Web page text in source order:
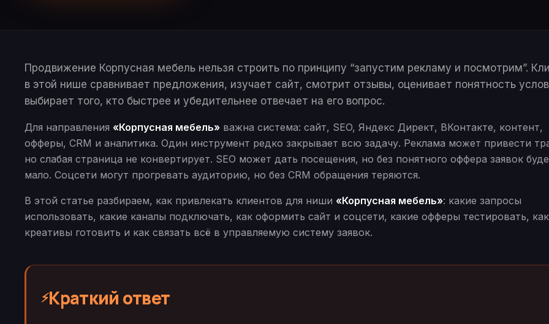
Продвижение Корпусная мебель нельзя строить по принципу “запустим рекламу и посмотрим”.
в этой нише сравнивает предложения, изучает сайт, смотрит отзывы, оценивает понятность
выбирает того, кто быстрее и убедительнее отвечает на его вопрос.
Для направления «Корпусная мебель» важна система: сайт, SEO, Яндекс Директ, ВКонтакте, контент,
офферы, CRM и аналитика. Один инструмент редко закрывает всю задачу. Реклама может привести
но слабая страница не конвертирует. SEO может дать посещения, но без понятного оффера заявок
мало. Соцсети могут прогревать аудиторию, но без CRM обращения теряются.
В этой статье разбираем, как привлекать клиентов для ниши «Корпусная мебель»: какие запросы
использовать, какие каналы подключать, как оформить сайт и соцсети, какие офферы тестировать,
креативы готовить и как связать всё в управляемую систему заявок.
⚡Краткий ответ